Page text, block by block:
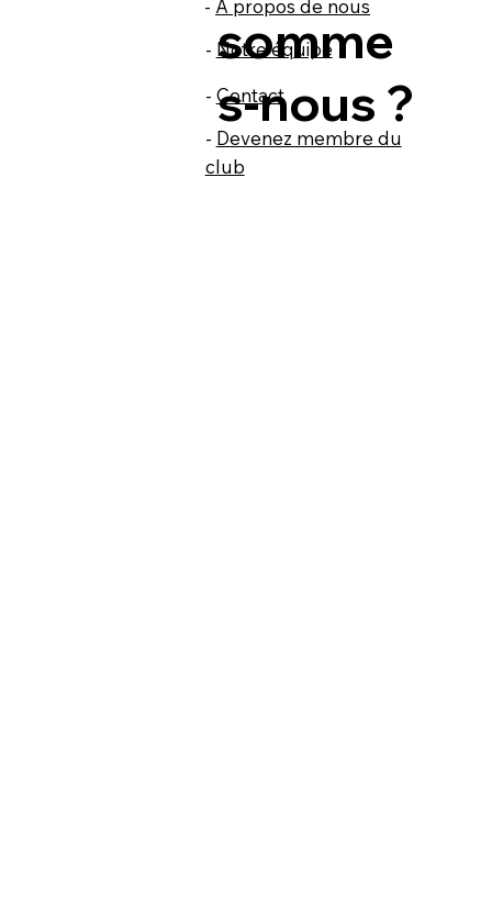
somme
s-nous ?
- À propos de nous
- Notre équipe
- Contact
- Devenez membre du
club